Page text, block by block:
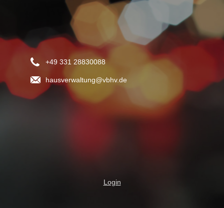
+49 331 28830088
hausverwaltung@vbhv.de
Login